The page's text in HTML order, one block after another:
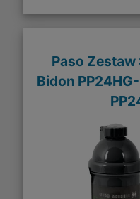
Paso
Bidon